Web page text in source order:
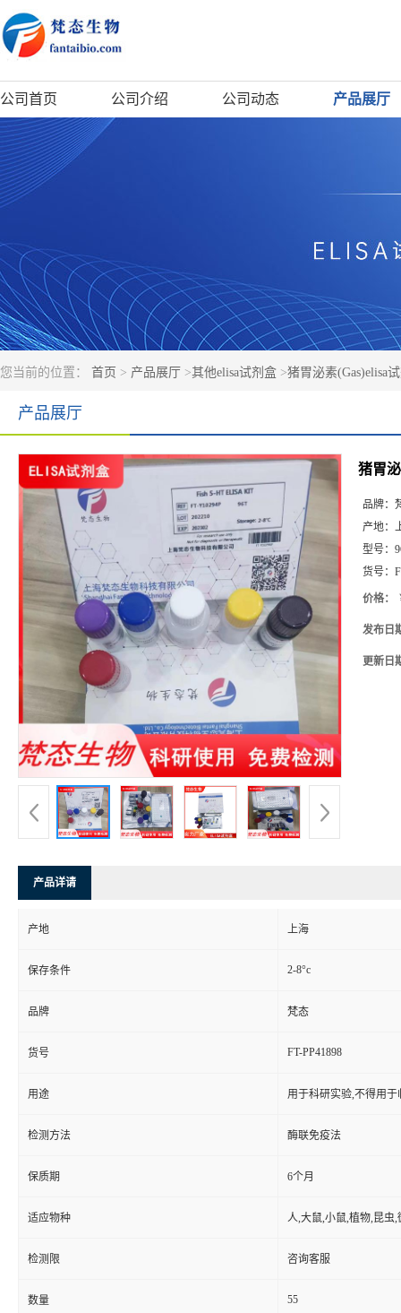
公司首页 公司介绍 公司动态 产品展厅
您当前的位置： 首页 > 产品展厅 >其他elisa试剂盒 >猪胃泌素(Gas)elisa
产品展厅
猪胃
品牌：
产地：
型号：
货号：
价格：
发布日
更新日
产品详请
产地 上海
保存条件 2-8°c
品牌 梵态
货号 FT-PP41898
用途 用于科研实验,不得用于
检测方法 酶联免疫法
保质期 6个月
适应物种 人,大鼠,小鼠,植物,昆虫,
检测限 咨询客服
数量 55